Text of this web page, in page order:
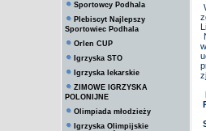
Sportowcy Podhala
Plebiscyt Najlepszy
Sportowiec Podhala
Orlen CUP
Igrzyska STO
Igrzyska lekarskie
ZIMOWE IGRZYSKA
POLONIJNE
Olimpiada młodzieży
Igrzyska Olimpijskie